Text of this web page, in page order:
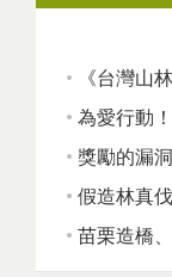
《台灣山
為愛行動
獎勵的漏
假造林真
苗栗造橋